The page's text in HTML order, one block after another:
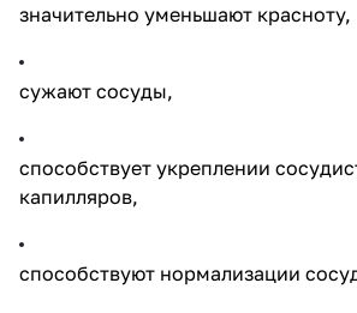
значительно уменьшают красноту,
сужают сосуды,
способствует укреплении
капилляров,
способствуют нормализации